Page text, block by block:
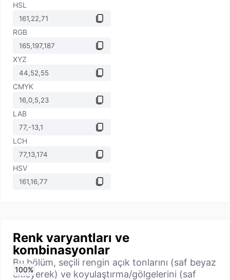
HSL
RGB
XYZ
CMYK
LAB
LCH
HSV
Renk varyantları ve
kombinasyonlar
Bu bölüm, seçili rengin açık tonlarını (saf beyaz
ekleyerek) ve koyulaştırma/gölgelerini (saf
0%
10%
20%
30%
40%
50%
60%
70%
80%
90%
100%